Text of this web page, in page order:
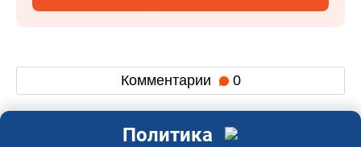
Комментарии 0
Политика